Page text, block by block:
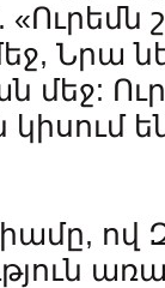
Նրա
մեջ: